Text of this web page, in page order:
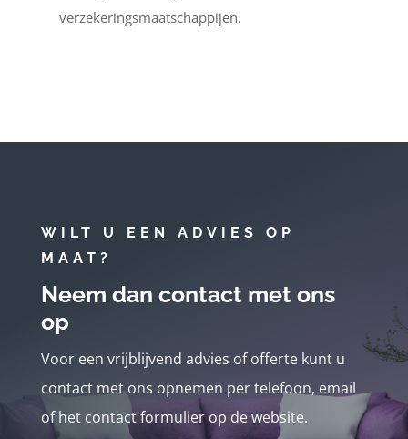
verzekeringsmaatschappijen.
WILT U EEN ADVIES OP
MAAT?
Neem dan contact met ons
op
Voor een vrijblijvend advies of offerte kunt u
contact met ons opnemen per telefoon, email
of het contact formulier op de website.